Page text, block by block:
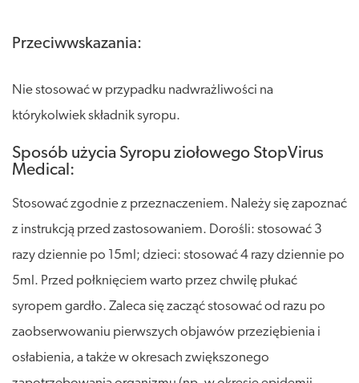
Przeciwwskazania:
Nie stosować w przypadku nadwrażliwości na
którykolwiek składnik syropu.
Sposób użycia Syropu ziołowego StopVirus
Medical:
Stosować zgodnie z przeznaczeniem. Należy się zapoznać
z instrukcją przed zastosowaniem. Dorośli: stosować 3
razy dziennie po 15ml; dzieci: stosować 4 razy dziennie po
5ml. Przed połknięciem warto przez chwilę płukać
syropem gardło. Zaleca się zacząć stosować od razu po
zaobserwowaniu pierwszych objawów przeziębienia i
osłabienia, a także w okresach zwiększonego